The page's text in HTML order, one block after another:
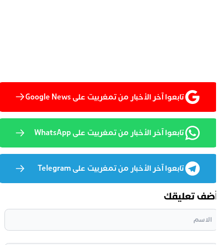
تابعوا آخر الأخبار من تمغربيت على Google News
تابعوا آخر الأخبار من تمغربيت على WhatsApp
تابعوا آخر الأخبار من تمغربيت على Telegram
تعليقك